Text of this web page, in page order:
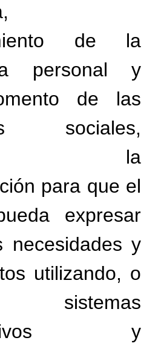
de la
personal y
de las
sociales,
la
para que el
expresar
necesidades y
utilizando, o
y